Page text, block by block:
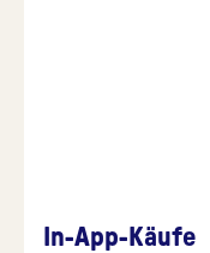
In-App-Käufe